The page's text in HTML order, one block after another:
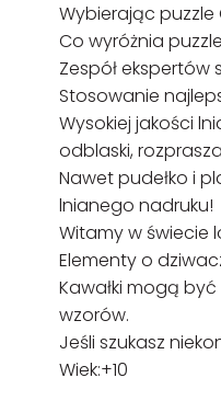
Wybierając puzzle
Co wyróżnia
Zespół
Stosowanie
Wysokiej jakości
odblaski,
Nawet pudełko i
lnianego nadruku!
Witamy w świecie
Elementy o
Kawałki mogą
wzorów.
Jeśli szukasz
Wiek:+10